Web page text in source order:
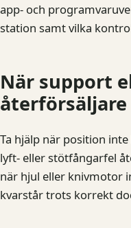
app- och
station samt vilka
När support
återförsäljare
Ta hjälp när position
lyft- eller stötfångarfel
när hjul eller knivmotor
kvarstår trots korrekt